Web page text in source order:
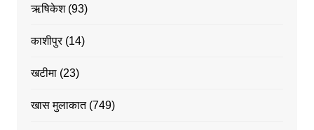
ऋषिकेश(93)
काशीपुर(14)
खटीमा(23)
खास मुलाकात(749)